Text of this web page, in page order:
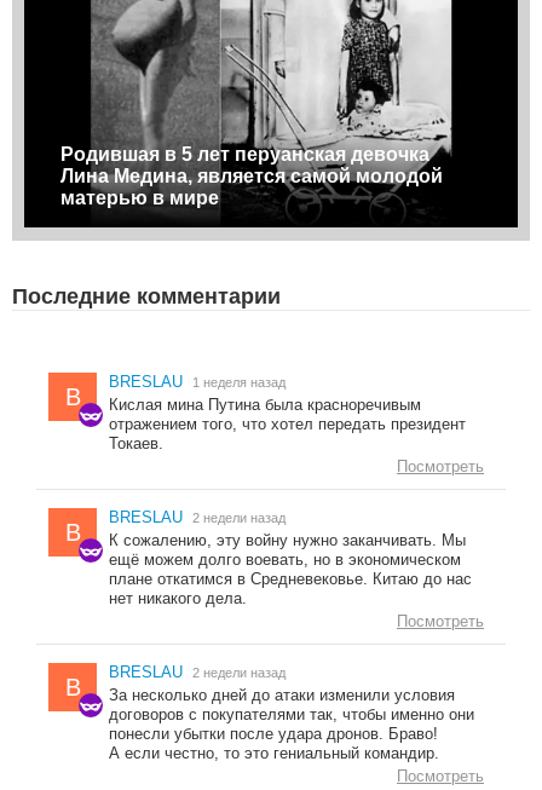
Родившая в 5 лет перуанская девочка
Лина Медина, является самой молодой
матерью в мире
Последние комментарии
B
BRESLAU 1 неделя назад
Кислая мина Путина была красноречивым
отражением того, что хотел передать президент
Токаев.
Посмотреть
B
BRESLAU 2 недели назад
К сожалению, эту войну нужно заканчивать. Мы
ещё можем долго воевать, но в экономическом
плане откатимся в Средневековье. Китаю до нас
нет никакого дела.
Посмотреть
B
BRESLAU 2 недели назад
За несколько дней до атаки изменили условия
договоров с покупателями так, чтобы именно они
понесли убытки после удара дронов. Браво!
А если честно, то это гениальный командир.
Посмотреть